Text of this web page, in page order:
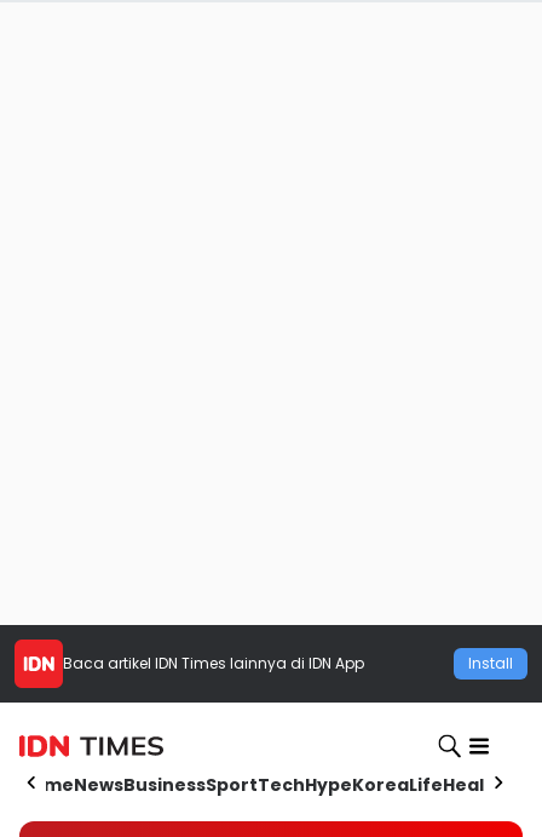
Baca artikel IDN Times lainnya di IDN App Install
HomeNewsBusinessSportTechHypeKoreaLifeHealth